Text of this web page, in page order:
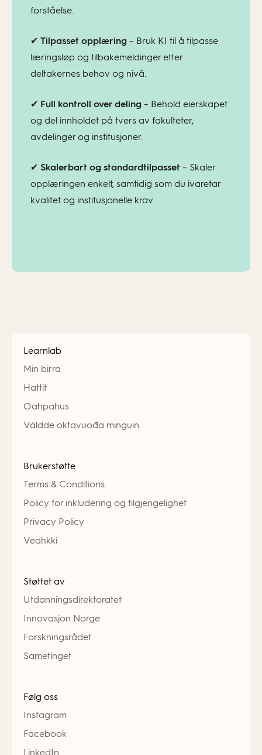
forståelse.
✔ Tilpasset opplæring – Bruk KI til å tilpasse
læringsløp og tilbakemeldinger etter
deltakernes behov og nivå.
✔ Full kontroll over deling – Behold eierskapet
og del innholdet på tvers av fakulteter,
avdelinger og institusjoner.
✔ Skalerbart og standardtilpasset – Skaler
opplæringen enkelt, samtidig som du ivaretar
kvalitet og institusjonelle krav.
Learnlab
Min birra
Hattit
Oahpahus
Váldde oktavuođa minguin
Brukerstøtte
Terms & Conditions
Policy for inkludering og tilgjengelighet
Privacy Policy
Veahkki
Støttet av
Utdanningsdirektoratet
Innovasjon Norge
Forskningsrådet
Sametinget
Følg oss
Instagram
Facebook
LinkedIn